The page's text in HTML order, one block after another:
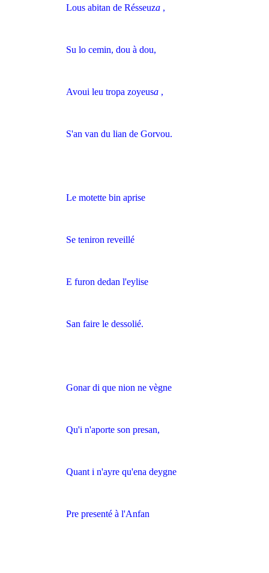
Lous abitan de Résseuza ,
Su lo cemin, dou à dou,
Avoui leu tropa zoyeusa ,
S'an van du lian de Gorvou.
Le motette bin aprise
Se teniron reveillé
E furon dedan l'eylise
San faire le dessolié.
Gonar di que nion ne vègne
Qu'i n'aporte son presan,
Quant i n'ayre qu'ena deygne
Pre presenté à l'Anfan